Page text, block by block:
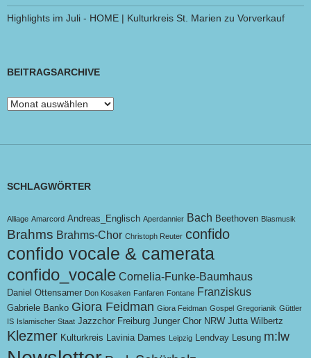
Highlights im Juli - HOME | Kulturkreis St. Marien zu Vorverkauf
BEITRAGSARCHIVE
Beitragsarchive
SCHLAGWÖRTER
Alliage Amarcord Andreas_Englisch Aperdannier Bach Beethoven Blasmusik
Brahms Brahms-Chor Christoph Reuter confido
confido vocale & camerata
confido_vocale Cornelia-Funke-Baumhaus
Daniel Ottensamer Don Kosaken Fanfaren Fontane Franziskus
Gabriele Banko Giora Feidman Giora Feidman Gospel Gregorianik Güttler
IS Islamischer Staat Jazzchor Freiburg Junger Chor NRW Jutta Wilbertz
Klezmer Kulturkreis Lavinia Dames Leipzig Lendvay Lesung m:lw